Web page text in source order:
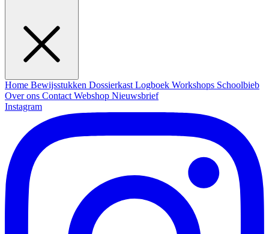
Home Bewijsstukken Dossierkast Logboek Workshops Schoolbieb
Over ons Contact Webshop Nieuwsbrief
Instagram